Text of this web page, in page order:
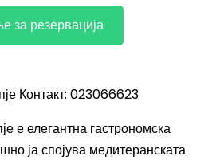
за резервација
Контакт: 023066623
е елегантна гастрономска
ја спојува медитеранската